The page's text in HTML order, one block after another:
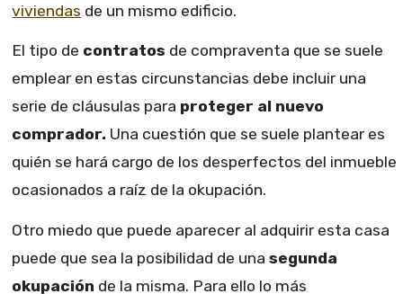
viviendas de un mismo edificio.
El tipo de contratos de compraventa que se suele
emplear en estas circunstancias debe incluir una
serie de cláusulas para proteger al nuevo
comprador. Una cuestión que se suele plantear es
quién se hará cargo de los desperfectos del inmueble
ocasionados a raíz de la okupación.
Otro miedo que puede aparecer al adquirir esta casa
puede que sea la posibilidad de unasegunda
okupación de la misma. Para ello lo más